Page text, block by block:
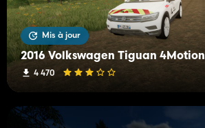
Mis à jour
2016 Volkswagen Tiguan 4Motion
4 470